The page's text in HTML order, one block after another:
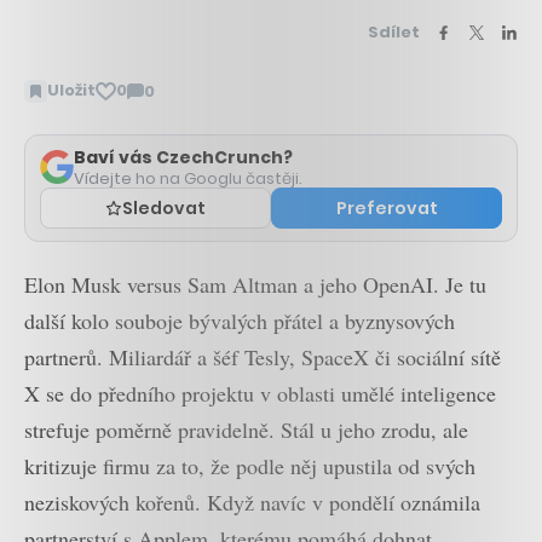
Sdílet
Uložit 0 0
Zobrazit
Baví vás CzechCrunch?
Vídejte ho na Googlu častěji.
Sledovat Preferovat
Elon Musk versus Sam Altman a jeho OpenAI. Je tu
další kolo souboje bývalých přátel a byznysových
partnerů. Miliardář a šéf Tesly, SpaceX či sociální sítě
X se do předního projektu v oblasti umělé inteligence
strefuje poměrně pravidelně. Stál u jeho zrodu, ale
kritizuje firmu za to, že podle něj upustila od svých
neziskových kořenů. Když navíc v pondělí oznámila